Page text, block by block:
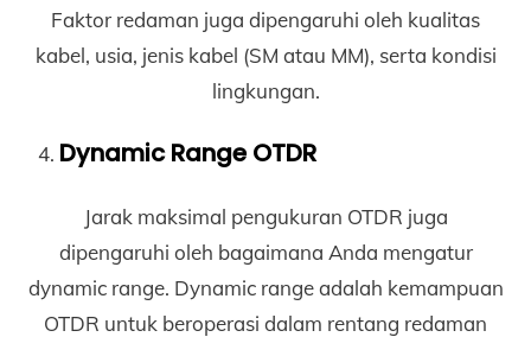
Faktor redaman juga dipengaruhi oleh kualitas
kabel, usia, jenis kabel (SM atau MM), serta kondisi
lingkungan.
Dynamic Range OTDR
Jarak maksimal pengukuran OTDR juga
dipengaruhi oleh bagaimana Anda mengatur
dynamic range. Dynamic range adalah kemampuan
OTDR untuk beroperasi dalam rentang redaman